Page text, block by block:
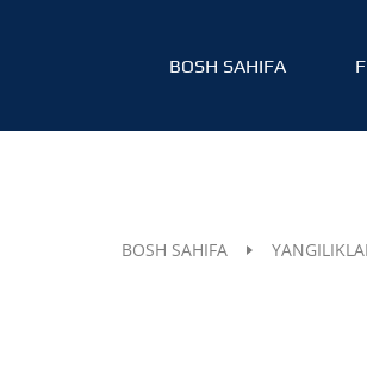
BOSH SAHIFA
BOSH SAHIFA